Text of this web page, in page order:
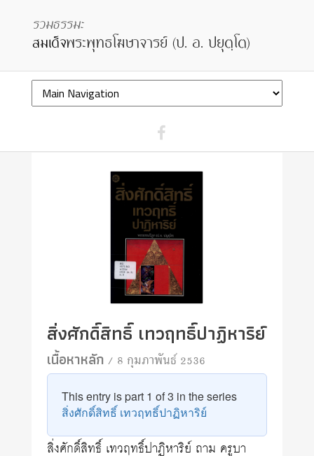
สิ่งศักดิ์สิทธิ์ เทวฤทธิ์ปาฏิหาริย์
เนื้อหาหลัก/ 8 กุมภาพันธ์ 2536
This entry is part 1 of 3 in the series
สิ่งศักดิ์สิทธิ์ เทวฤทธิ์ปาฏิหาริย์
สิ่งศักดิ์สิทธิ์ เทวฤทธิ์ปาฏิหาริย์ ถาม ครูบา